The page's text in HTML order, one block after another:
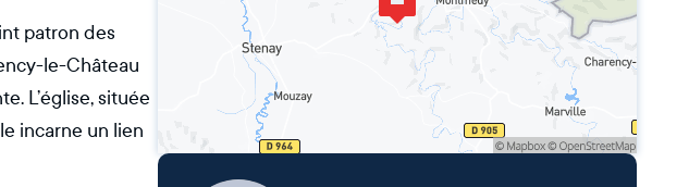
patron des
le-Château
L’église, située
incarne un lien